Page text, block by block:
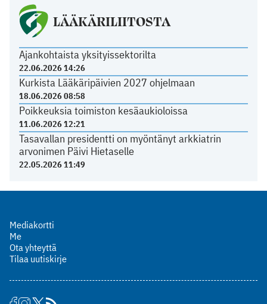
LÄÄKÄRILIITOSTA
Ajankohtaista yksityissektorilta
22.06.2026 14:26
Kurkista Lääkäripäivien 2027 ohjelmaan
18.06.2026 08:58
Poikkeuksia toimiston kesäaukioloissa
11.06.2026 12:21
Tasavallan presidentti on myöntänyt arkkiatrin
arvonimen Päivi Hietaselle
22.05.2026 11:49
Mediakortti
Me
Ota yhteyttä
Tilaa uutiskirje